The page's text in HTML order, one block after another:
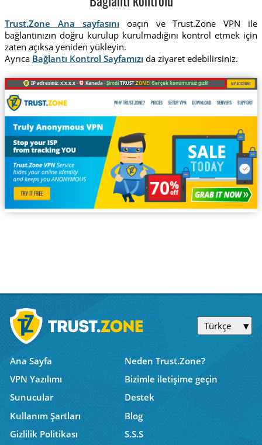
Trust.Zone Ana sayfasını oaçın ve Trust.Zone VPN ile
bağlantınızın doğru kurulup kurulmadığını kontrol etmek için
zaten açıksa yeniden yükleyin.
Ayrıca Bağlantı Kontrol Sayfamızı da ziyaret edebilirsiniz.
IP adresiniz: x.x.x.x · Kanada ·ŞimdiTRUST.ZONE! Gerçek konumunuz gizli!
Türkçe
Ana Sayfa
Neden Trust.Zone?
VPN Yazılımı
Bizimle iletişime geçin
Sunucular
Destek
Kullanım Şartları
Blog
Gizlilik Politikası
S.S.S